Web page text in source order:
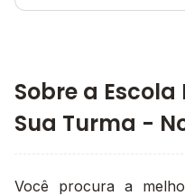
Sobre a
Sua Turma -
Você procura a